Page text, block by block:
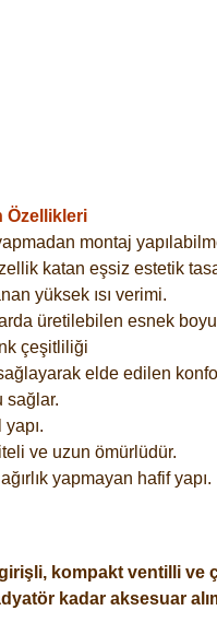
Özellikleri
montaj
katan eşsiz estetik
yüksek ısı verimi.
üretilebilen esnek
çeşitliliği
elde edilen
sağlar.
ve uzun ömürlüdür.
yapmayan hafif yapı.
kompakt ventilli ve
kadar aksesuar